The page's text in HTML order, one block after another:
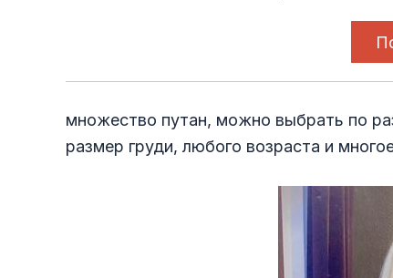
множество путан, можно выбрать по
размер груди, любого возраста и